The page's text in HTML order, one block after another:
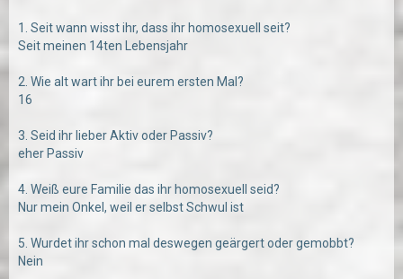
1. Seit wann wisst ihr, dass ihr homosexuell seit?
Seit meinen 14ten Lebensjahr
2. Wie alt wart ihr bei eurem ersten Mal?
16
3. Seid ihr lieber Aktiv oder Passiv?
eher Passiv
4. Weiß eure Familie das ihr homosexuell seid?
Nur mein Onkel, weil er selbst Schwul ist
5. Wurdet ihr schon mal deswegen geärgert oder gemobbt?
Nein